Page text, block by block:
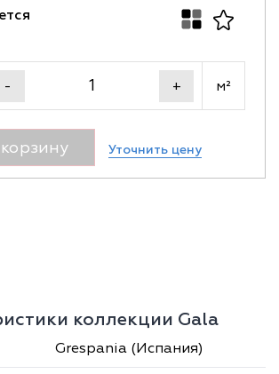
- + м²
Уточнить цену
коллекции Gala
Grespania (Испания)